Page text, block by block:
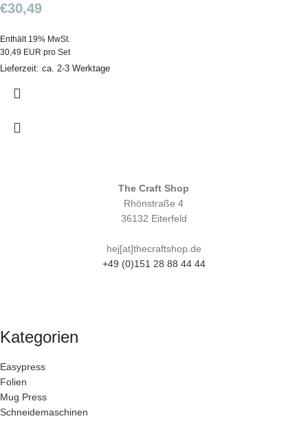
€30,49
Enthält 19% MwSt.
30,49 EUR pro Set
Lieferzeit: ca. 2-3 Werktage
The Craft Shop
Rhönstraße 4
36132 Eiterfeld
hej[at]thecraftshop.de
+49 (0)151 28 88 44 44
Kategorien
Easypress
Folien
Mug Press
Schneidemaschinen